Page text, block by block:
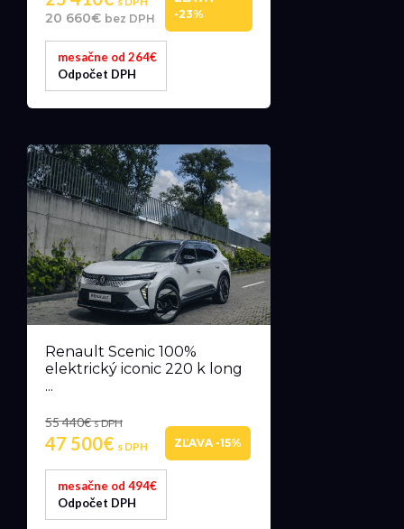
20 660€ bez DPH
-23%
mesačne od 264€
Odpočet DPH
Renault Scenic 100%
elektrický iconic 220 k long
...
55 440€s DPH
47 500€ s DPH ZĽAVA -15%
mesačne od 494€
Odpočet DPH